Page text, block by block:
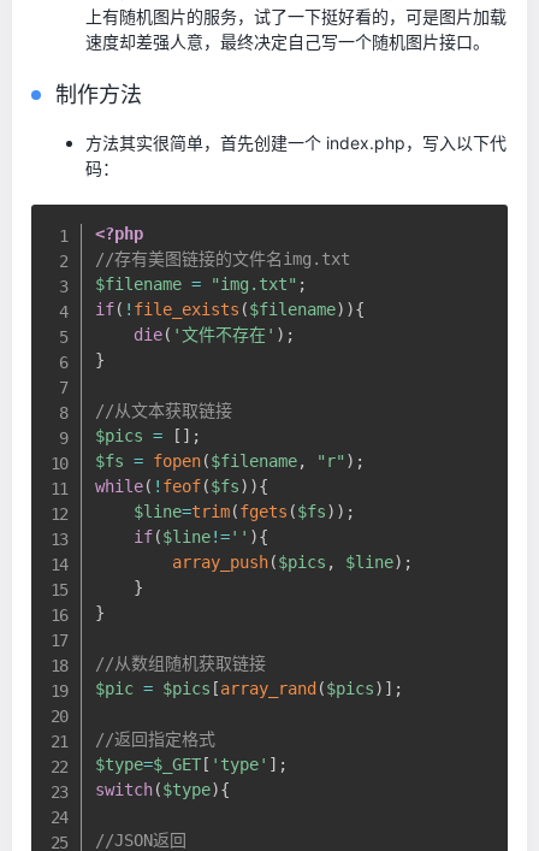
上有随机图片的服务，试了一下挺好看的，可是图片加载
速度却差强人意，最终决定自己写一个随机图片接口。
制作方法
方法其实很简单，首先创建一个 index.php，写入以下代
码：
<?php
//存有美图链接的文件名img.txt
$filename = "img.txt" ;
if( ! file_exists ($filename) ){
die( '文件不存在' ) ;
}
//从文本获取链接
$pics = [ ] ;
$fs = fopen($filename, "r" ) ;
while( ! feof($fs) ){
$line=trim(fgets ($fs) ) ;
if($line!='' ){
array_push($pics , $line) ;
}
}
//从数组随机获取链接
$pic = $pics [array_rand ($pics) ] ;
//返回指定格式
$type=$_GET [ 'type' ] ;
switch($type){
//JSON返回